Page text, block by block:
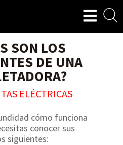
SON LOS
DE UNA
ELÉCTRICAS
cómo funciona
conocer sus
siguientes: